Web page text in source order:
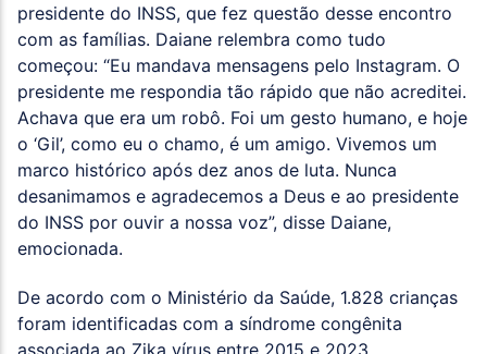
presidente do INSS, que fez questão desse encontro
com as famílias. Daiane relembra como tudo
começou: “Eu mandava mensagens pelo Instagram. O
presidente me respondia tão rápido que não acreditei.
Achava que era um robô. Foi um gesto humano, e hoje
o ‘Gil’, como eu o chamo, é um amigo. Vivemos um
marco histórico após dez anos de luta. Nunca
desanimamos e agradecemos a Deus e ao presidente
do INSS por ouvir a nossa voz”, disse Daiane,
emocionada.
De acordo com o Ministério da Saúde, 1.828 crianças
foram identificadas com a síndrome congênita